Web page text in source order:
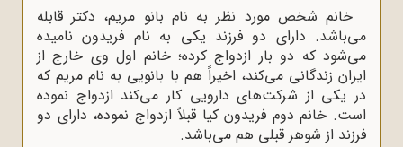
خانم شخص مورد نظر به نام بانو مریم، دکتر قابله
می‌باشد. دارای دو فرزند یکی به نام فریدون نامیده
می‌شود که دو بار ازدواج کرده؛ خانم اول وی خارج از
ایران زندگانی می‌کند، اخیراً هم با بانویی به نام مریم که
در یکی از شرکت‌های دارویی کار می‌کند ازدواج نموده
است. خانم دوم فریدون کیا قبلاً ازدواج نموده، دارای دو
فرزند از شوهر قبلی هم می‌باشد.